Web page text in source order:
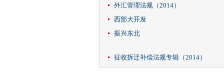
外汇管理法规（2014）
西部大开发
振兴东北
征收拆迁补偿法规专辑（2014）